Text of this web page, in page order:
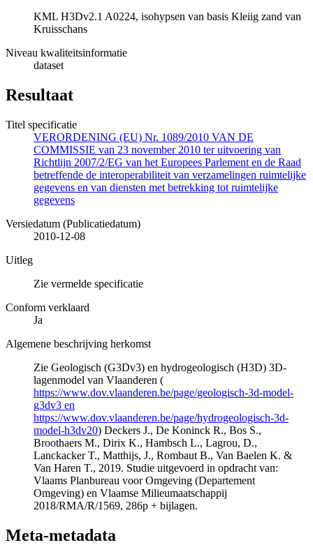
KML H3Dv2.1 A0224, isohypsen van basis Kleiig zand van
Kruisschans
Niveau kwaliteitsinformatie
dataset
Resultaat
Titel specificatie
VERORDENING (EU) Nr. 1089/2010 VAN DE
COMMISSIE van 23 november 2010 ter uitvoering van
Richtlijn 2007/2/EG van het Europees Parlement en de Raad
betreffende de interoperabiliteit van verzamelingen ruimtelijke
gegevens en van diensten met betrekking tot ruimtelijke
gegevens
Versiedatum (Publicatiedatum)
2010-12-08
Uitleg
Zie vermelde specificatie
Conform verklaard
Ja
Algemene beschrijving herkomst
Zie Geologisch (G3Dv3) en hydrogeologisch (H3D) 3D-
lagenmodel van Vlaanderen (
https://www.dov.vlaanderen.be/page/geologisch-3d-model-
g3dv3 en
https://www.dov.vlaanderen.be/page/hydrogeologisch-3d-
model-h3dv20) Deckers J., De Koninck R., Bos S.,
Broothaers M., Dirix K., Hambsch L., Lagrou, D.,
Lanckacker T., Matthijs, J., Rombaut B., Van Baelen K. &
Van Haren T., 2019. Studie uitgevoerd in opdracht van:
Vlaams Planbureau voor Omgeving (Departement
Omgeving) en Vlaamse Milieumaatschappij
2018/RMA/R/1569, 286p + bijlagen.
Meta-metadata